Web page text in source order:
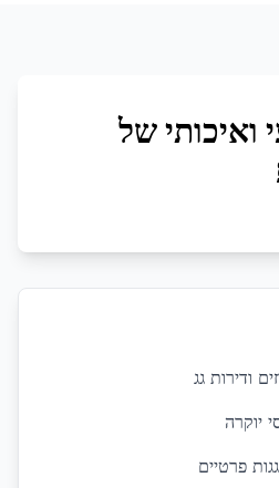
ואיכותי של
ודירות גג
יוקרה
פרטיים